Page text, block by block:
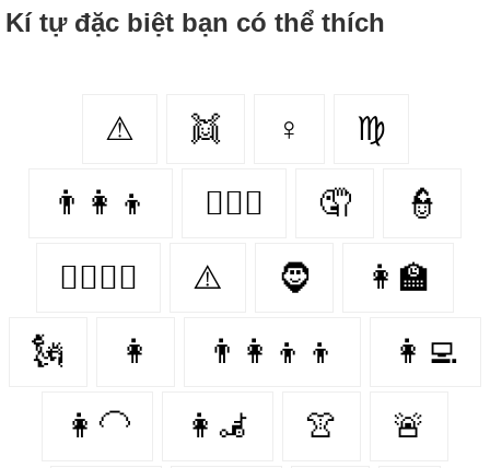
Kí tự đặc biệt bạn có thể thích
⚠ 👯‍ ♀ ♍
👨‍👩‍👦 👩‍❤️‍👨 🤦‍ 👮
👩‍❤️‍💋‍👩 ⚠️ 🧔‍ 👩‍🏫
🗽 👩 👨‍👩‍👦‍👦 👩‍💻
👩‍🦲 👩‍🦼‍ 👚 🚨